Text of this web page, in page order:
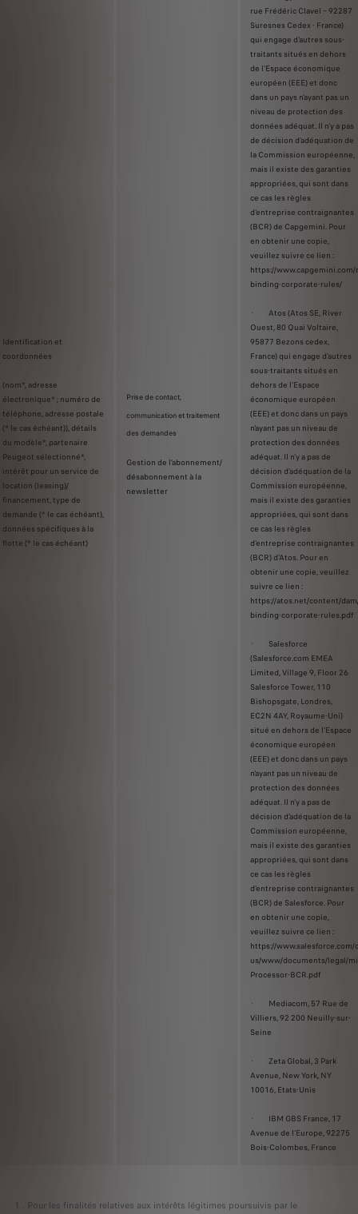
Identification et
coordonnées
(nom*, adresse
électronique* ; numéro de
téléphone, adresse postale
(* le cas échéant)), détails
du modèle*, partenaire
Peugeot sélectionné*,
intérêt pour un service de
location (leasing)/
financement, type de
demande (* le cas échéant),
données spécifiques à la
flotte (* le cas échéant)
Prise de contact,
communication et traitement
des demandes
Gestion de l’abonnement/
désabonnement à la
newsletter
rue Frédéric Clavel – 92287
Suresnes Cedex - France)
qui engage d'autres sous-
traitants situés en dehors
de l'Espace économique
européen (EEE) et donc
dans un pays n'ayant pas un
niveau de protection des
données adéquat. Il n'y a pas
de décision d'adéquation de
la Commission européenne,
mais il existe des garanties
appropriées, qui sont dans
ce cas les règles
d'entreprise contraignantes
(BCR) de Capgemini. Pour
en obtenir une copie,
veuillez suivre ce lien :
https://
binding-corporate-rules/
· Atos (Atos SE, River
Ouest, 80 Quai Voltaire,
95877 Bezons cedex,
France) qui engage d'autres
sous-traitants situés en
dehors de l'Espace
économique européen
(EEE) et donc dans un pays
n'ayant pas un niveau de
protection des données
adéquat. Il n'y a pas de
décision d'adéquation de la
Commission européenne,
mais il existe des garanties
appropriées, qui sont dans
ce cas les règles
d'entreprise contraignantes
(BCR) d’Atos. Pour en
obtenir une copie, veuillez
suivre ce lien :
https://atos.net/content/
binding-corporate-rules.pdf
· Salesforce
(Salesforce.com EMEA
Limited, Village 9, Floor 26
Salesforce Tower, 110
Bishopsgate, Londres,
EC2N 4AY, Royaume-Uni)
situé en dehors de l'Espace
économique européen
(EEE) et donc dans un pays
n'ayant pas un niveau de
protection des données
adéquat. Il n'y a pas de
décision d'adéquation de la
Commission européenne,
mais il existe des garanties
appropriées, qui sont dans
ce cas les règles
d'entreprise contraignantes
(BCR) de Salesforce. Pour
en obtenir une copie,
veuillez suivre ce lien :
https://
us/www/documents/legal/
Processor-BCR.pdf
· Mediacom, 57 Rue de
Villiers, 92 200 Neuilly-sur-
Seine
· Zeta Global, 3 Park
Avenue, New York, NY
10016, Etats-Unis
· IBM GBS France, 17
Avenue de l'Europe, 92275
Bois-Colombes, France
1 . Pour les finalités relatives aux intérêts légitimes poursuivis par le